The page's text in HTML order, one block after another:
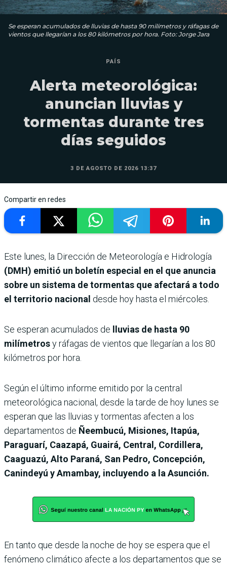
Se esperan acumulados de lluvias de hasta 90 milímetros y ráfagas de
vientos que llegarían a los 80 kilómetros por hora. Foto: Jorge Jara
PAÍS
Alerta meteorológica:
anuncian lluvias y
tormentas durante tres
días seguidos
3 DE AGOSTO DE 2026 13:37
Compartir en redes
Este lunes, la Dirección de Meteorología e Hidrología
(DMH) emitió un boletín especial en el que anuncia
sobre un sistema de tormentas que afectará a todo
el territorio nacional desde hoy hasta el miércoles.
Se esperan acumulados de
lluvias de hasta 90
milímetrosy ráfagas de vientos que llegarían a los 80
kilómetros por hora.
Según el último informe emitido por la central
meteorológica nacional, desde la tarde de hoy lunes se
esperan que las lluvias y tormentas afecten a los
departamentos de Ñeembucú, Misiones, Itapúa,
Paraguarí, Caazapá, Guairá, Central, Cordillera,
Caaguazú, Alto Paraná, San Pedro, Concepción,
Canindeyú y Amambay, incluyendo a la Asunción.
En tanto que desde la noche de hoy se espera que el
fenómeno climático afecte a los departamentos que se